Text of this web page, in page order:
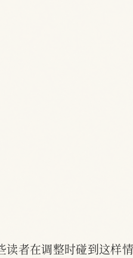
读者在调整时碰到这样